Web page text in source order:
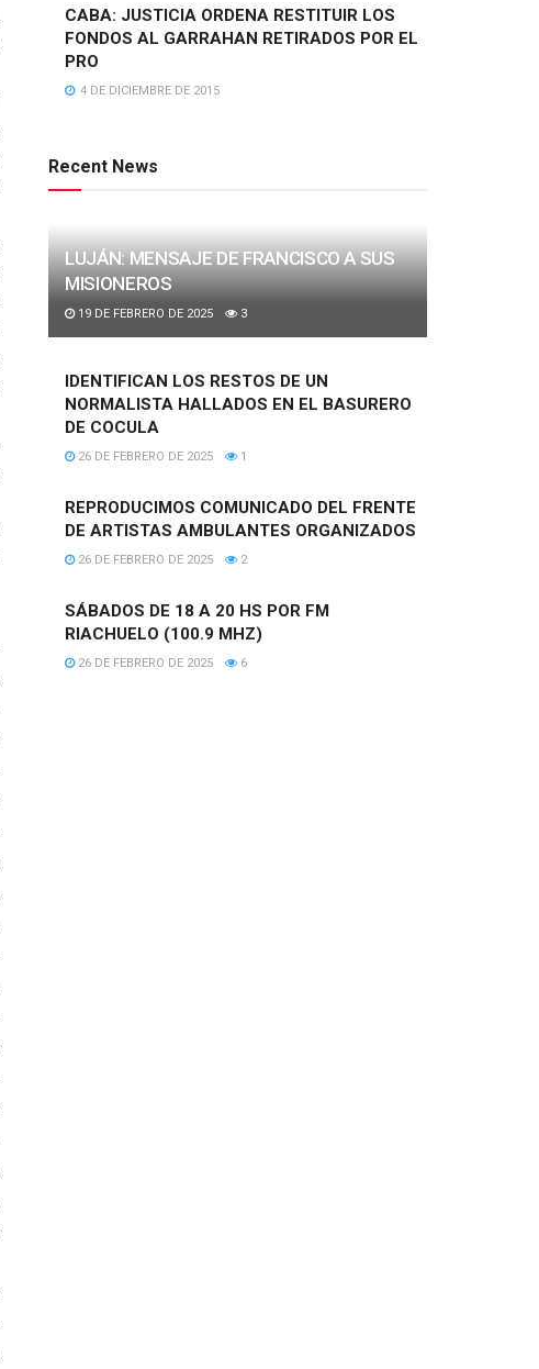
CABA: JUSTICIA ORDENA RESTITUIR LOS
FONDOS AL GARRAHAN RETIRADOS POR EL
PRO
4 DE DICIEMBRE DE 2015
Recent News
LUJÁN: MENSAJE DE FRANCISCO A SUS
MISIONEROS
19 DE FEBRERO DE 2025 3
IDENTIFICAN LOS RESTOS DE UN
NORMALISTA HALLADOS EN EL BASURERO
DE COCULA
26 DE FEBRERO DE 2025 1
REPRODUCIMOS COMUNICADO DEL FRENTE
DE ARTISTAS AMBULANTES ORGANIZADOS
26 DE FEBRERO DE 2025 2
SÁBADOS DE 18 A 20 HS POR FM
RIACHUELO (100.9 MHZ)
26 DE FEBRERO DE 2025 6